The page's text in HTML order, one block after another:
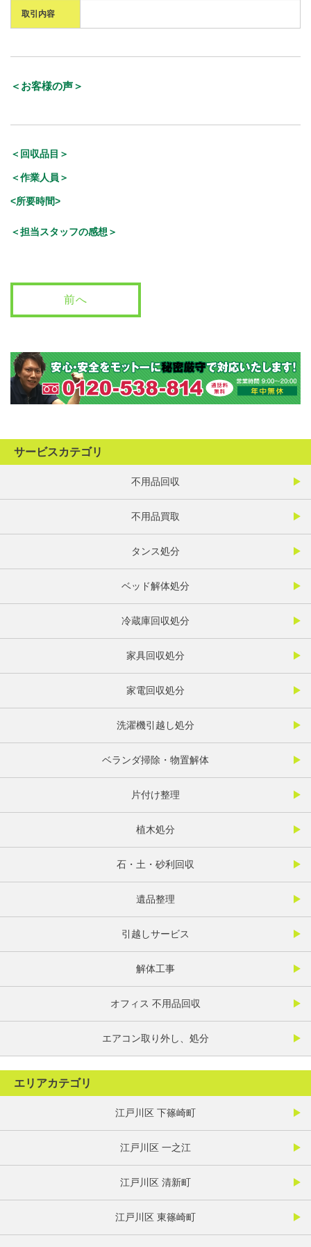
取引内容
＜お客様の声＞
＜回収品目＞
＜作業人員＞
<所要時間>
＜担当スタッフの感想＞
前へ
サービスカテゴリ
不用品回収
不用品買取
タンス処分
ベッド解体処分
冷蔵庫回収処分
家具回収処分
家電回収処分
洗濯機引越し処分
ベランダ掃除・物置解体
片付け整理
植木処分
石・土・砂利回収
遺品整理
引越しサービス
解体工事
オフィス 不用品回収
エアコン取り外し、処分
エリアカテゴリ
江戸川区 下篠崎町
江戸川区 一之江
江戸川区 清新町
江戸川区 東篠崎町